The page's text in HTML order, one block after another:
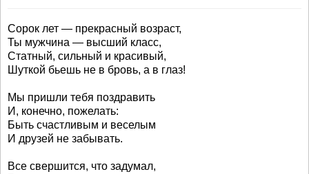
Сорок лет — прекрасный возраст,
Ты мужчина — высший класс,
Статный, сильный и красивый,
Шуткой бьешь не в бровь, а в глаз!
Мы пришли тебя поздравить
И, конечно, пожелать:
Быть счастливым и веселым
И друзей не забывать.
Все свершится, что задумал,